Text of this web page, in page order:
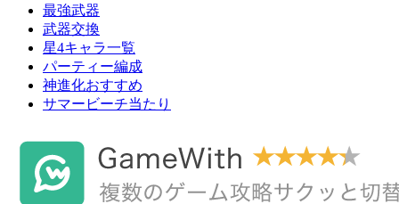
最強武器
武器交換
星4キャラ一覧
パーティー編成
神進化おすすめ
サマービーチ当たり